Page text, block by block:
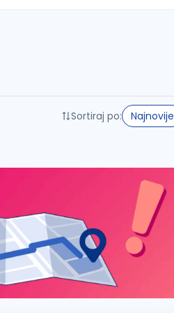
Sortiraj po: Najnovije